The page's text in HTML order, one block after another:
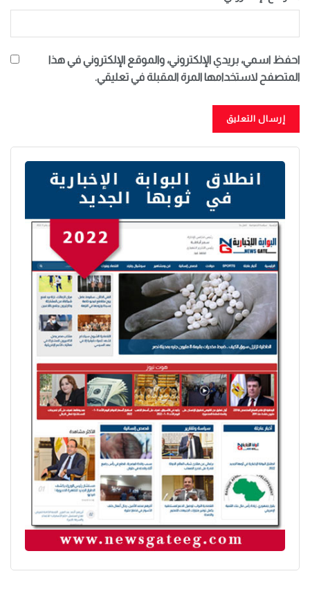
احفظ اسمي، بريدي الإلكتروني، والموقع الإلكتروني في هذا
المتصفح لاستخدامها المرة المقبلة في تعليقي.